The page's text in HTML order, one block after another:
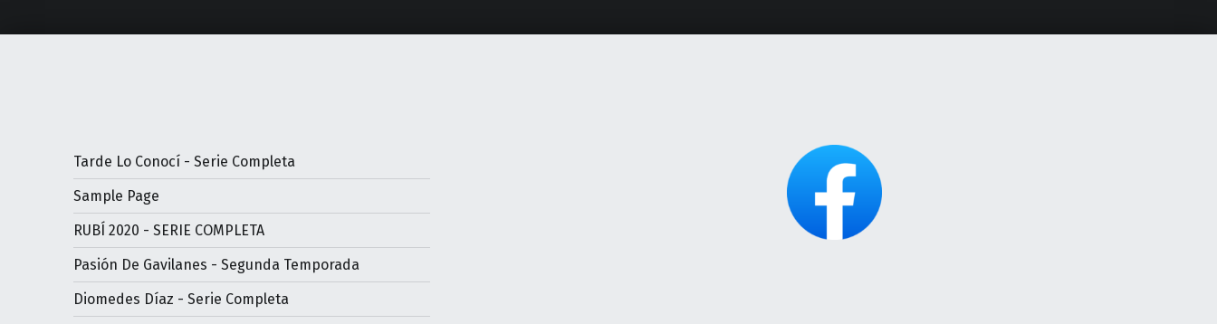
Tarde Lo Conocí - Serie Completa
Sample Page
RUBÍ 2020 - SERIE COMPLETA
Pasión De Gavilanes - Segunda Temporada
Diomedes Díaz - Serie Completa